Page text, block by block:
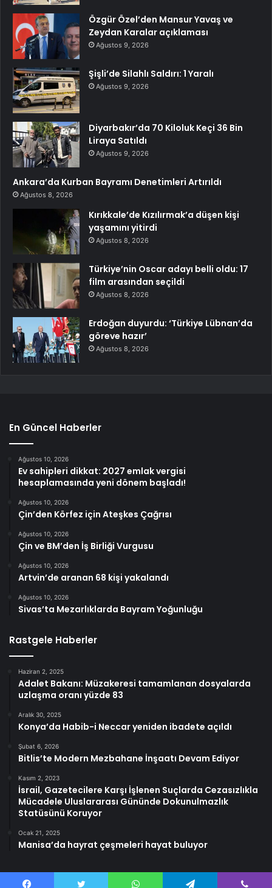
Özgür Özel’den Mansur Yavaş ve
Zeydan Karalar açıklaması
Ağustos 9, 2026
Şişli’de Silahlı Saldırı: 1 Yaralı
Ağustos 9, 2026
Diyarbakır’da 70 Kiloluk Keçi 36 Bin
Liraya Satıldı
Ağustos 9, 2026
Ankara’da Kurban Bayramı Denetimleri Artırıldı
Ağustos 8, 2026
Kırıkkale’de Kızılırmak’a düşen kişi
yaşamını yitirdi
Ağustos 8, 2026
Türkiye’nin Oscar adayı belli oldu: 17
film arasından seçildi
Ağustos 8, 2026
Erdoğan duyurdu: ‘Türkiye Lübnan’da
göreve hazır’
Ağustos 8, 2026
En Güncel Haberler
Ağustos 10, 2026
Ev sahipleri dikkat: 2027 emlak vergisi
hesaplamasında yeni dönem başladı!
Ağustos 10, 2026
Çin’den Körfez için Ateşkes Çağrısı
Ağustos 10, 2026
Çin ve BM’den İş Birliği Vurgusu
Ağustos 10, 2026
Artvin’de aranan 68 kişi yakalandı
Ağustos 10, 2026
Sivas’ta Mezarlıklarda Bayram Yoğunluğu
Rastgele Haberler
Haziran 2, 2025
Adalet Bakanı: Müzakeresi tamamlanan dosyalarda
uzlaşma oranı yüzde 83
Aralık 30, 2025
Konya’da Habib-i Neccar yeniden ibadete açıldı
Şubat 6, 2026
Bitlis’te Modern Mezbahane İnşaatı Devam Ediyor
Kasım 2, 2023
İsrail, Gazetecilere Karşı İşlenen Suçlarda Cezasızlıkla
Mücadele Uluslararası Gününde Dokunulmazlık
Statüsünü Koruyor
Ocak 21, 2025
Manisa’da hayrat çeşmeleri hayat buluyor